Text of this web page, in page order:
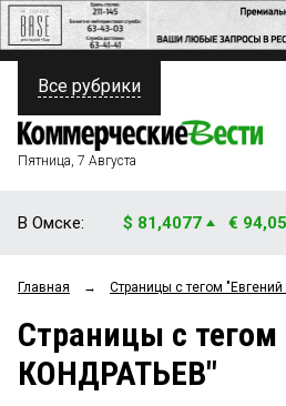
ПОЛИТИКА
ФИНАНСЫ
ОБЩЕСТВО
ЗАКОН
НОВОСТИ КОМПАНИЙ
Все рубрики
Пятница, 7 Августа
В Омске: $ 81,4077 €
Главная → Страницы c тегом
Страницы c тегом
КОНДРАТЬЕВ"